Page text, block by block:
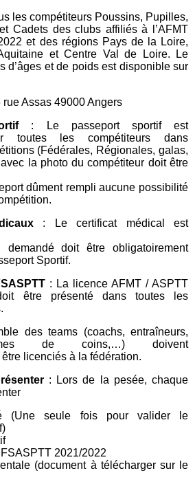
les compétiteurs Poussins, Pupilles,
Cadets des clubs affiliés à l’AFMT
et des régions Pays de la Loire,
et Centre Val de Loire. Le
d’âges et de poids est disponible sur
rue Assas 49000 Angers
: Le passeport sportif est
toutes les compétiteurs dans
(Fédérales, Régionales, galas,
la photo du compétiteur doit être
dûment rempli aucune possibilité
: Le certificat médical est
demandé doit être obligatoirement
Sportif.
: La licence AFMT / ASPTT
être présenté dans toutes les
des teams (coachs, entraîneurs,
de coins,…) doivent
licenciés à la fédération.
: Lors de la pesée, chaque
(Une seule fois pour valider le
2021/2022
(document à télécharger sur le